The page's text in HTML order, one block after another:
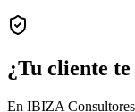
¿Tu cliente
En IBIZA